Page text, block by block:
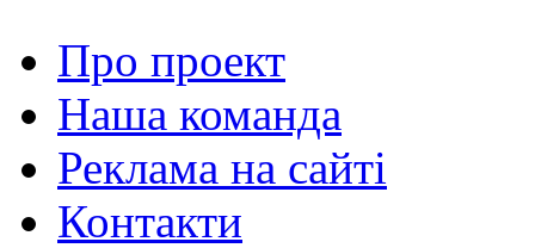
Про проект
Наша команда
Реклама на сайті
Контакти